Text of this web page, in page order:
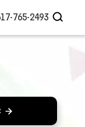
765-2493